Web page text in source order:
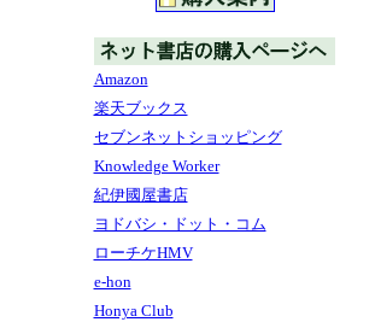
Amazon
楽天ブックス
セブンネットショッピング
Knowledge Worker
紀伊國屋書店
ヨドバシ・ドット・コム
ローチケHMV
e-hon
Honya Club